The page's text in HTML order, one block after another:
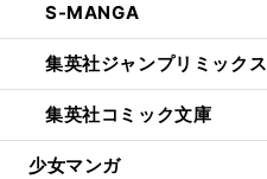
S-MANGA
集英社ジャンプリミックス
集英社コミック文庫
少女マンガ